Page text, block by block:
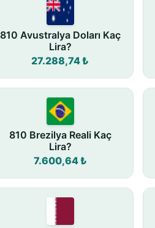
810 Avustralya Doları Kaç
Lira?
27.288,74 ₺
810 Brezilya Reali Kaç
Lira?
7.600,64 ₺